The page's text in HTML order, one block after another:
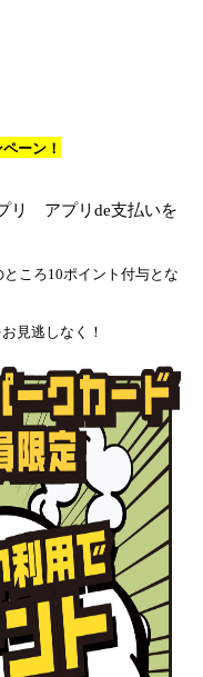
ーン！
リ アプリde支払いを
ころ10ポイント付与とな
見逃しなく！